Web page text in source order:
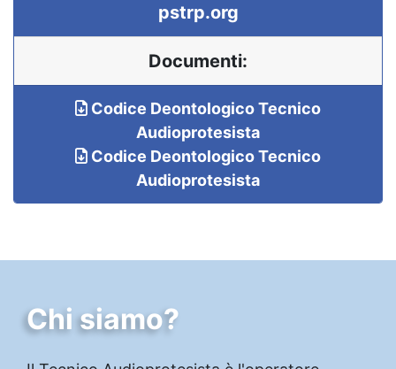
pstrp.org
Documenti:
Codice Deontologico Tecnico
Audioprotesista
Codice Deontologico Tecnico
Audioprotesista
Chi siamo?